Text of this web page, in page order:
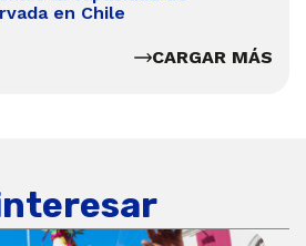
en Chile
CARGAR MÁS